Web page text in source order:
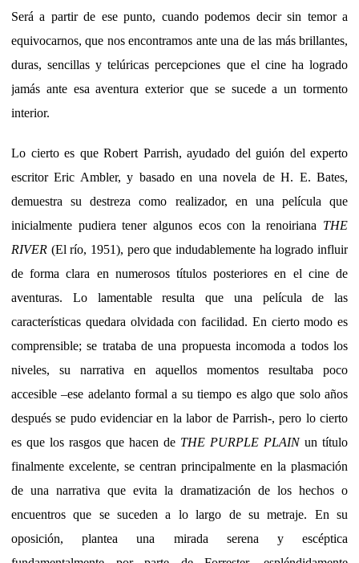
Será a partir de ese punto, cuando podemos decir sin temor a
equivocarnos, que nos encontramos ante una de las más brillantes,
duras, sencillas y telúricas percepciones que el cine ha logrado
jamás ante esa aventura exterior que se sucede a un tormento
interior.
Lo cierto es que Robert Parrish, ayudado del guión del experto
escritor Eric Ambler, y basado en una novela de H. E. Bates,
demuestra su destreza como realizador, en una película que
inicialmente pudiera tener algunos ecos con la renoiriana THE
RIVER (El río, 1951), pero que indudablemente ha logrado influir
de forma clara en numerosos títulos posteriores en el cine de
aventuras. Lo lamentable resulta que una película de las
características quedara olvidada con facilidad. En cierto modo es
comprensible; se trataba de una propuesta incomoda a todos los
niveles, su narrativa en aquellos momentos resultaba poco
accesible –ese adelanto formal a su tiempo es algo que solo años
después se pudo evidenciar en la labor de Parrish-, pero lo cierto
es que los rasgos que hacen de THE PURPLE PLAINun título
finalmente excelente, se centran principalmente en la plasmación
de una narrativa que evita la dramatización de los hechos o
encuentros que se suceden a lo largo de su metraje. En su
oposición, plantea una mirada serena y escéptica